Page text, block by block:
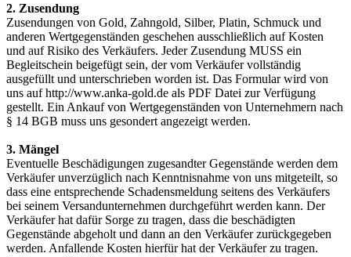
2. Zusendung
Zusendungen von Gold, Zahngold, Silber, Platin, Schmuck und
anderen Wertgegenständen geschehen ausschließlich auf Kosten
und auf Risiko des Verkäufers. Jeder Zusendung MUSS ein
Begleitschein beigefügt sein, der vom Verkäufer vollständig
ausgefüllt und unterschrieben worden ist. Das Formular wird von
uns auf http://www.anka-gold.de als PDF Datei zur Verfügung
gestellt. Ein Ankauf von Wertgegenständen von Unternehmern nach
§ 14 BGB muss uns gesondert angezeigt werden.
3. Mängel
Eventuelle Beschädigungen zugesandter Gegenstände werden dem
Verkäufer unverzüglich nach Kenntnisnahme von uns mitgeteilt, so
dass eine entsprechende Schadensmeldung seitens des Verkäufers
bei seinem Versandunternehmen durchgeführt werden kann. Der
Verkäufer hat dafür Sorge zu tragen, dass die beschädigten
Gegenstände abgeholt und dann an den Verkäufer zurückgegeben
werden. Anfallende Kosten hierfür hat der Verkäufer zu tragen.